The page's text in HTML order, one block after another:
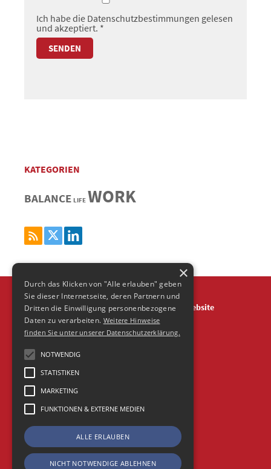
Ich habe die Datenschutzbestimmungen gelesen
und akzeptiert. *
KATEGORIEN
BALANCE LIFE WORK
Über Impressum Datenschutz Agentur Website
Frische Fische Agentur-Blog is powered by Wordpress
×
Durch das Klicken von "Alle erlauben" geben
Sie dieser Internetseite, deren Partnern und
Dritten die Einwilligung personenbezogene
Daten zu verarbeiten. Weitere Hinweise
finden Sie unter unserer Datenschutzerklärung.
NOTWENDIG
STATISTIKEN
MARKETING
FUNKTIONEN & EXTERNE MEDIEN
ALLE ERLAUBEN
NICHT NOTWENDIGE ABLEHNEN